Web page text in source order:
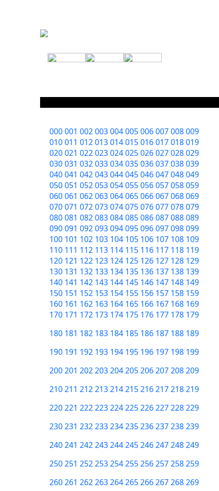
000 001 002 003 004 005 006 007 008 009
010 011 012 013 014 015 016 017 018 019
020 021 022 023 024 025 026 027 028 029
030 031 032 033 034 035 036 037 038 039
040 041 042 043 044 045 046 047 048 049
050 051 052 053 054 055 056 057 058 059
060 061 062 063 064 065 066 067 068 069
070 071 072 073 074 075 076 077 078 079
080 081 082 083 084 085 086 087 088 089
090 091 092 093 094 095 096 097 098 099
100 101 102 103 104 105 106 107 108 109
110 111 112 113 114 115 116 117 118 119
120 121 122 123 124 125 126 127 128 129
130 131 132 133 134 135 136 137 138 139
140 141 142 143 144 145 146 147 148 149
150 151 152 153 154 155 156 157 158 159
160 161 162 163 164 165 166 167 168 169
170 171 172 173 174 175 176 177 178 179
180 181 182 183 184 185 186 187 188 189
190 191 192 193 194 195 196 197 198 199
200 201 202 203 204 205 206 207 208 209
210 211 212 213 214 215 216 217 218 219
220 221 222 223 224 225 226 227 228 229
230 231 232 233 234 235 236 237 238 239
240 241 242 243 244 245 246 247 248 249
250 251 252 253 254 255 256 257 258 259
260 261 262 263 264 265 266 267 268 269